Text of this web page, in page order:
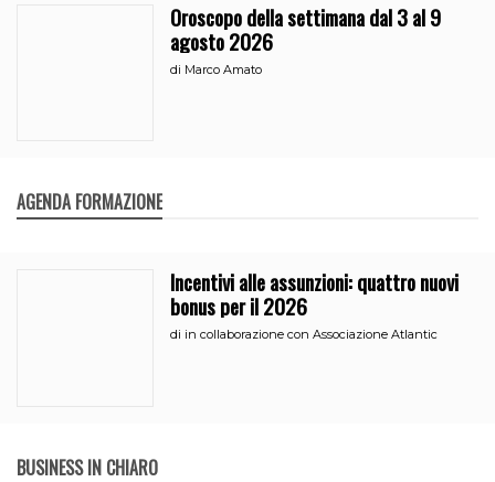
Oroscopo della settimana dal 3 al 9
agosto 2026
di Marco Amato
AGENDA FORMAZIONE
Incentivi alle assunzioni: quattro nuovi
bonus per il 2026
di in collaborazione con Associazione Atlantic
BUSINESS IN CHIARO